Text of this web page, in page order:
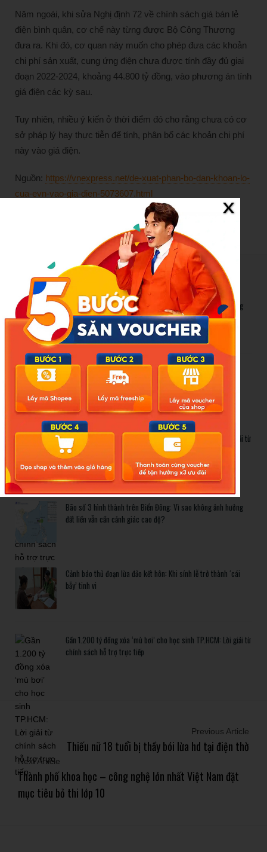
Năm ngoái, khi sửa Nghị định 72 về chính sách giá bán lẻ
điện bình quân, cơ chế này từng được Bộ Công Thương
đưa ra. Khi đó, cơ quan này muốn cho phép đưa các khoản
chi phí sản xuất, cung ứng điện chưa được tính đầy đủ giai
đoạn 2022-2024, khoảng 44.800 tỷ đồng, vào phương án tính
giá điện các kỳ sau.
Tuy nhiên, nhiều ý kiến ở thời điểm đó cho rằng chưa có cơ
sở pháp lý hay thực tiễn để tính, phân bổ các khoản chi phí
này vào giá điện.
Nguồn: https://vnexpress.net/de-xuat-phan-bo-dan-khoan-lo-
cua-evn-vao-gia-dien-5073607.html
New Posts
Bão số 3 hình thành trên Biển Đông: Vì sao không ảnh hưởng
đất liền vẫn cần cảnh giác cao độ?
Cảnh báo thủ đoạn lừa đảo kết hôn: Khi sính lễ trở thành ‘cái
bẫy’ tinh vi
Gần 1.200 tỷ đồng xóa ‘mù bơi’ cho học sinh TP.HCM: Lời giải từ
chính sách hỗ trợ trực tiếp
Related Posts
Bão số 3 hình thành trên Biển Đông: Vì sao không ảnh hưởng
đất liền vẫn cần cảnh giác cao độ?
Cảnh báo thủ đoạn lừa đảo kết hôn: Khi sính lễ trở thành ‘cái
bẫy’ tinh vi
Gần 1.200 tỷ đồng xóa ‘mù bơi’ cho học sinh TP.HCM: Lời giải từ
chính sách hỗ trợ trực tiếp
Previous Article
Thiếu nữ 18 tuổi bị thầy bói lừa hd tại điện thờ
Next Article
Thành phố khoa học – công nghệ lớn nhất Việt Nam đặt
mục tiêu bỏ thi lớp 10